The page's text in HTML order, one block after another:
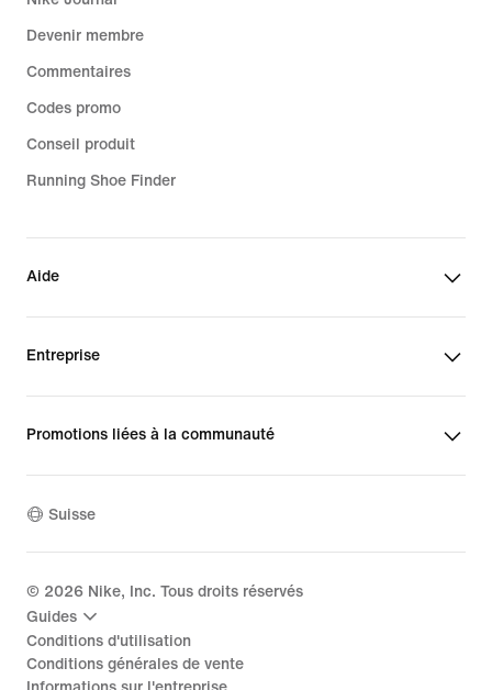
Devenir membre
Commentaires
Codes promo
Conseil produit
Running Shoe Finder
Aide
Entreprise
Promotions liées à la communauté
Suisse
© 2026 Nike, Inc. Tous droits réservés
Guides
Conditions d'utilisation
Conditions générales de vente